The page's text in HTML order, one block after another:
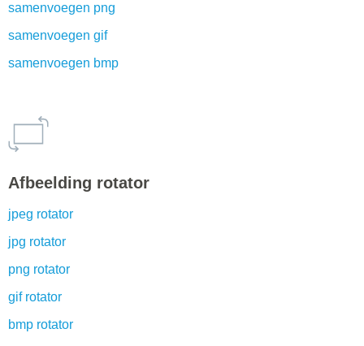
samenvoegen png
samenvoegen gif
samenvoegen bmp
Afbeelding rotator
jpeg rotator
jpg rotator
png rotator
gif rotator
bmp rotator